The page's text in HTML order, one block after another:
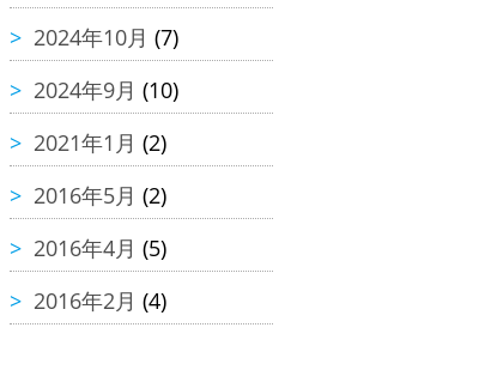
2024年10月 (7)
2024年9月 (10)
2021年1月 (2)
2016年5月 (2)
2016年4月 (5)
2016年2月 (4)